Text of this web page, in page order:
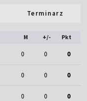
Terminarz
M +/- Pkt
0 0 0
0 0 0
0 0 0